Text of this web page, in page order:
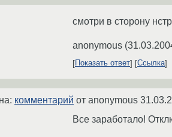
смотри в сторону
anonymous (
Показать ответ Ссылка
комментарий от anonymous
Все заработало!